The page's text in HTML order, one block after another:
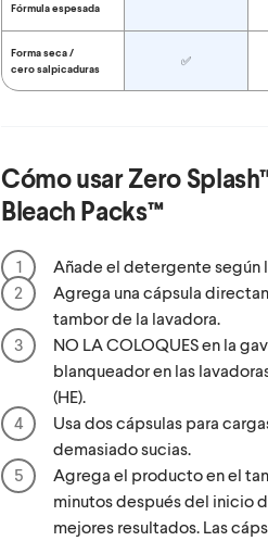
Fórmula espesada
Forma seca /
cero salpicaduras
✅
Cómo usarZero
Bleach Packs™
Añade el detergente según
Agrega una cápsula
tambor de la lavadora.
NO LA COLOQUES en la
blanqueador en las
(HE).
Usa dos cápsulas para
demasiado sucias.
Agrega el producto en el
minutos después del inicio
mejores resultados. Las